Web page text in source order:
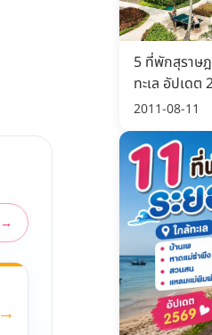
→
→
5 ที่พักสุราษ
ทะเล อัปเดต
2011-08-11